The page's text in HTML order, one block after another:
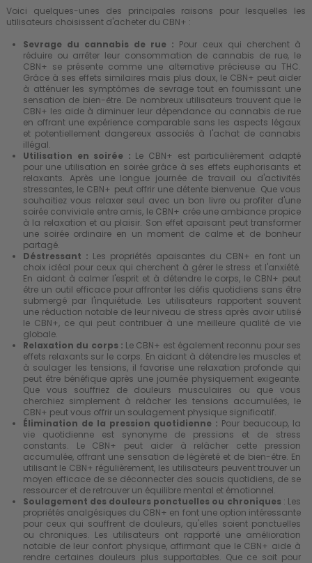
Voici quelques-unes des principales raisons pour lesquelles les
utilisateurs choisissent d'acheter du CBN+ :
Sevrage du cannabis de rue : Pour ceux qui cherchent à
réduire ou arrêter leur consommation de cannabis de rue, le
CBN+ se présente comme une alternative précieuse au THC.
Grâce à ses effets similaires mais plus doux, le CBN+ peut aider
à atténuer les symptômes de sevrage tout en fournissant une
sensation de bien-être. De nombreux utilisateurs trouvent que le
CBN+ les aide à diminuer leur dépendance au cannabis de rue
en offrant une expérience comparable sans les aspects légaux
et potentiellement dangereux associés à l'achat de cannabis
illégal.
Utilisation en soirée : Le CBN+ est particulièrement adapté
pour une utilisation en soirée grâce à ses effets euphorisants et
relaxants. Après une longue journée de travail ou d'activités
stressantes, le CBN+ peut offrir une détente bienvenue. Que vous
souhaitiez vous relaxer seul avec un bon livre ou profiter d'une
soirée conviviale entre amis, le CBN+ crée une ambiance propice
à la relaxation et au plaisir. Son effet apaisant peut transformer
une soirée ordinaire en un moment de calme et de bonheur
partagé.
Déstressant : Les propriétés apaisantes du CBN+ en font un
choix idéal pour ceux qui cherchent à gérer le stress et l'anxiété.
En aidant à calmer l'esprit et à détendre le corps, le CBN+ peut
être un outil efficace pour affronter les défis quotidiens sans être
submergé par l'inquiétude. Les utilisateurs rapportent souvent
une réduction notable de leur niveau de stress après avoir utilisé
le CBN+, ce qui peut contribuer à une meilleure qualité de vie
globale.
Relaxation du corps : Le CBN+ est également reconnu pour ses
effets relaxants sur le corps. En aidant à détendre les muscles et
à soulager les tensions, il favorise une relaxation profonde qui
peut être bénéfique après une journée physiquement exigeante.
Que vous souffriez de douleurs musculaires ou que vous
cherchiez simplement à relâcher les tensions accumulées, le
CBN+ peut vous offrir un soulagement physique significatif.
Élimination de la pression quotidienne : Pour beaucoup, la
vie quotidienne est synonyme de pressions et de stress
constants. Le CBN+ peut aider à relâcher cette pression
accumulée, offrant une sensation de légèreté et de bien-être. En
utilisant le CBN+ régulièrement, les utilisateurs peuvent trouver un
moyen efficace de se déconnecter des soucis quotidiens, de se
ressourcer et de retrouver un équilibre mental et émotionnel.
Soulagement des douleurs ponctuelles ou chroniques : Les
propriétés analgésiques du CBN+ en font une option intéressante
pour ceux qui souffrent de douleurs, qu'elles soient ponctuelles
ou chroniques. Les utilisateurs ont rapporté une amélioration
notable de leur confort physique, affirmant que le CBN+ aide à
rendre certaines douleurs plus supportables. Que ce soit pour